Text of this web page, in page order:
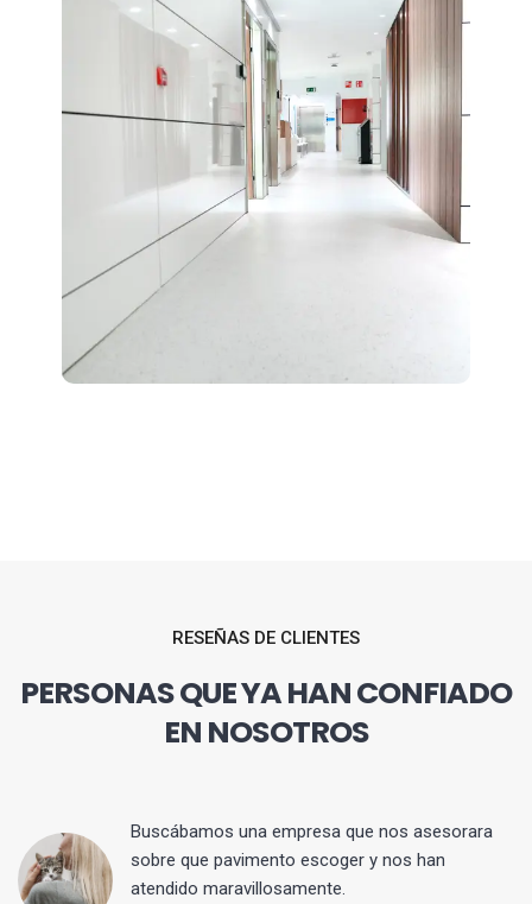
RESEÑAS DE CLIENTES
PERSONAS QUE YA HAN CONFIADO
EN NOSOTROS
Buscábamos una empresa que nos asesorara
sobre que pavimento escoger y nos han
atendido maravillosamente.